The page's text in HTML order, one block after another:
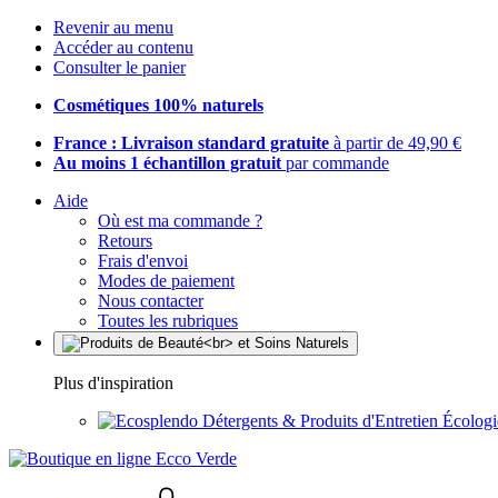
Revenir au menu
Accéder au contenu
Consulter le panier
Cosmétiques 100% naturels
France : Livraison standard gratuite à partir de 49,90 €
Au moins 1 échantillon gratuit par commande
Aide
Où est ma commande ?
Retours
Frais d'envoi
Modes de paiement
Nous contacter
Toutes les rubriques
Plus d'inspiration
Détergents & Produits d'Entretien